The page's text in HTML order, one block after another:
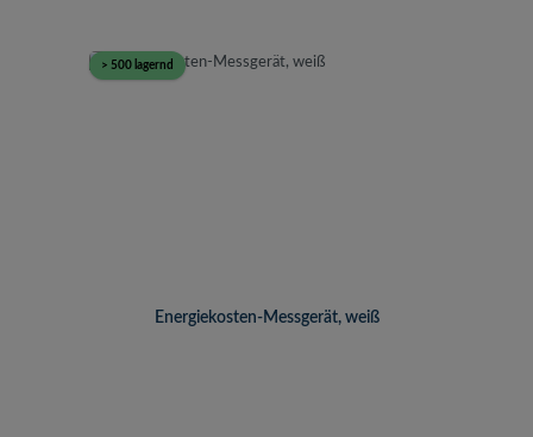
> 500 lagernd
Energiekosten-Messgerät, weiß